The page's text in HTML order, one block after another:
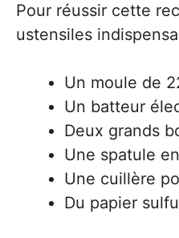
Pour réussir cette
ustensiles
Un moule de
Un batteur
Deux grands
Une spatule
Une cuillère
Du papier